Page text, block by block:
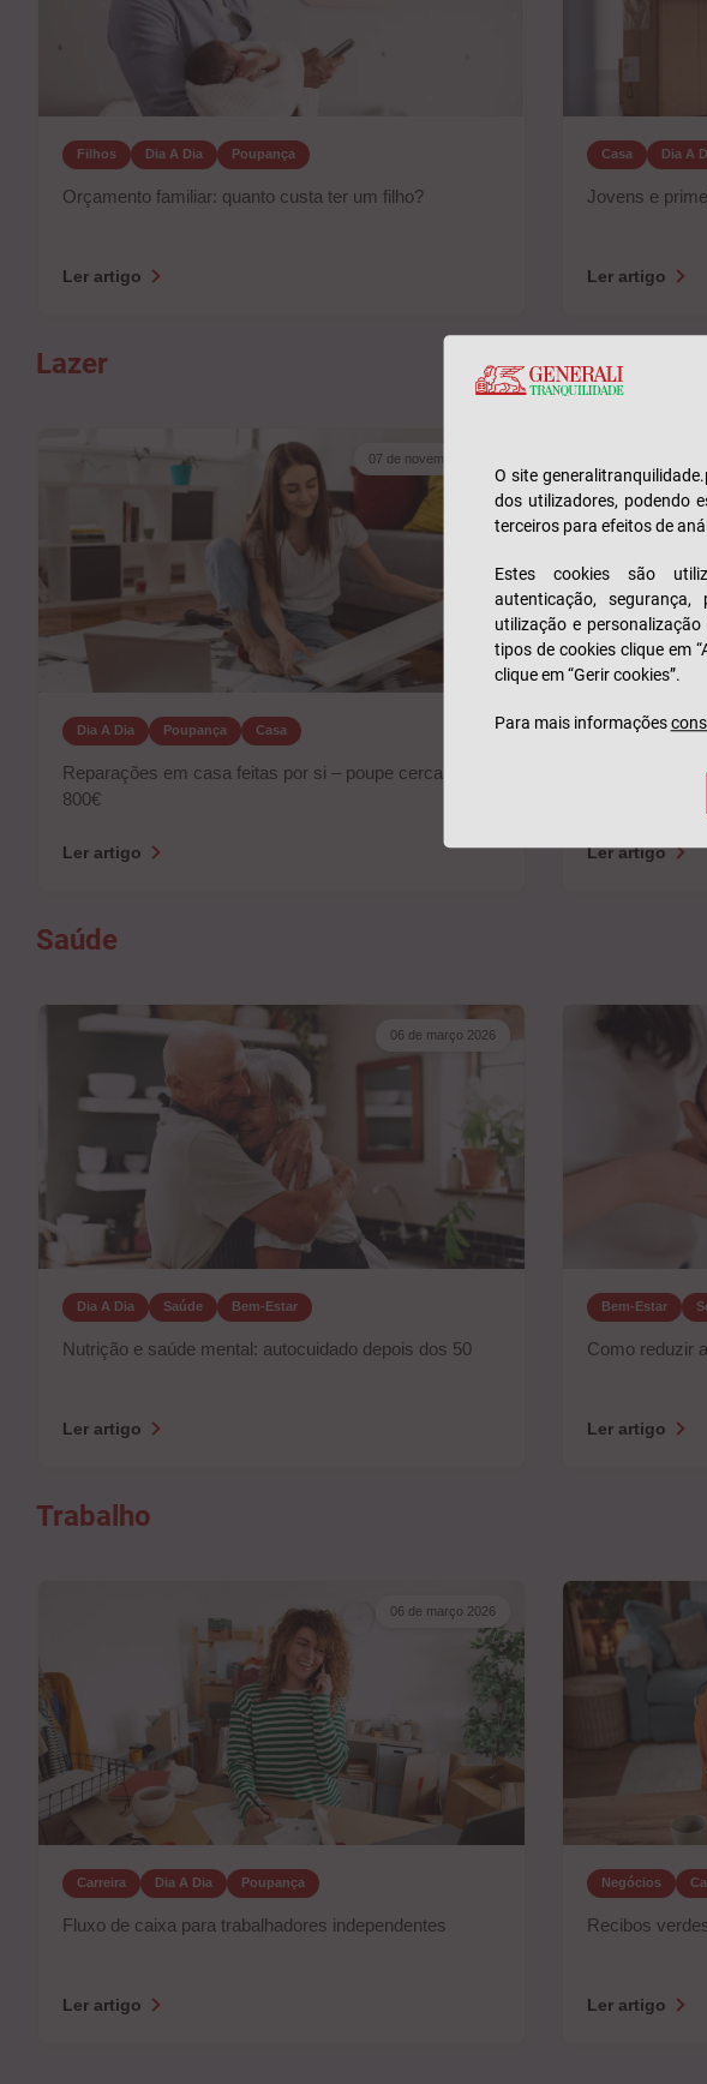
Filhos Dia A Dia Poupança
Orçamento familiar: quanto custa ter um filho?
Ler artigo
Casa Dia A
Jovens e
Ler artigo
Lazer
07 de novembro 2024
Dia A Dia Poupança Casa
Reparações em casa feitas por si – poupe cerca de
800€
Ler artigo
Entretenimento
Plantas
Ler artigo
Saúde
06 de março 2026
Dia A Dia Saúde Bem-Estar
Nutrição e saúde mental: autocuidado depois dos 50
Ler artigo
Bem-Estar
Como reduzir
Ler artigo
Trabalho
06 de março 2026
Carreira Dia A Dia Poupança
Fluxo de caixa para trabalhadores independentes
Ler artigo
Negócios
Recibos
Ler artigo
O site
dos utilizadores, podendo
terceiros para efeitos de
Estes cookies são
autenticação,
utilização e
tipos de cookies clique em
clique em “Gerir cookies”.
Para mais informações